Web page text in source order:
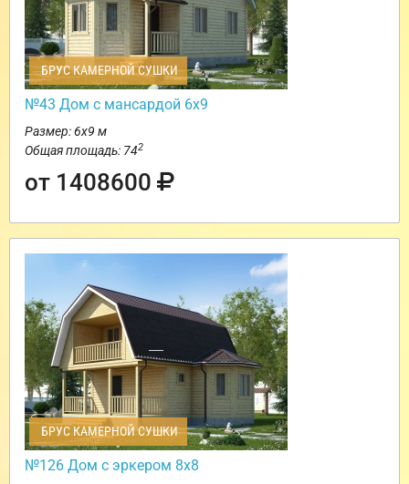
БРУС КАМЕРНОЙ СУШКИ
№43 Дом с мансардой 6х9
Размер: 6х9 м
Общая площадь: 742
от 1408600
БРУС КАМЕРНОЙ СУШКИ
№126 Дом с эркером 8х8